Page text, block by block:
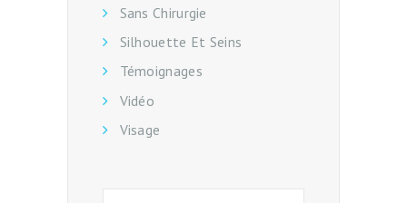
Sans Chirurgie
Silhouette Et Seins
Témoignages
Vidéo
Visage